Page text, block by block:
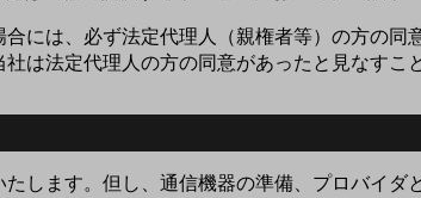
には、必ず法定代理人（親権者等）の方の
は法定代理人の方の同意があったと見なすこ
たします。但し、通信機器の準備、プロバイ